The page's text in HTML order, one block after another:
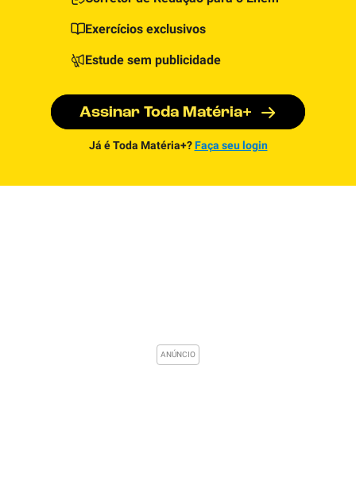
Exercícios exclusivos
Estude sem publicidade
Assinar Toda Matéria+
Já é Toda Matéria+? Faça seu login